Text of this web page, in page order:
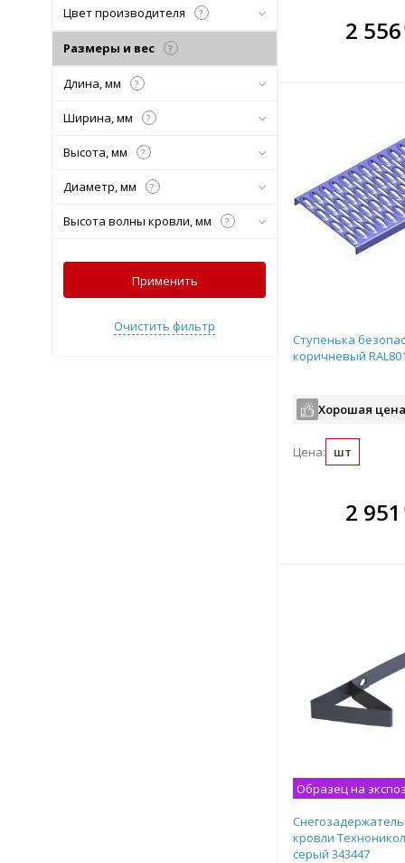
В комплекте
всегда выгоднее!
Подобрать комплект
2 556
В
всегда
Ступенька
коричневый
Хорошая
Цена: шт
2 951
В
всегда
Образец на
Снегозадержатель
кровли
серый 343447
Цвет производителя ?
Размеры и вес ?
Длина, мм ?
Ширина, мм ?
Высота, мм ?
Диаметр, мм ?
Высота волны кровли, мм ?
Применить
Очистить фильтр